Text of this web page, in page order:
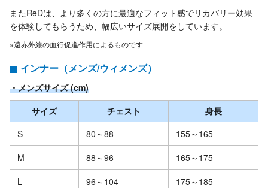
またReDは、より多くの方に最適なフィット感でリカバリー効果
を体験してもらうため、幅広いサイズ展開をしています。
※遠赤外線の血行促進作用によるものです
インナー（メンズ/ウィメンズ）
・メンズサイズ (cm)
サイズ
チェスト
身長
S
80～88
155～165
M
88～96
165～175
L
96～104 175～185